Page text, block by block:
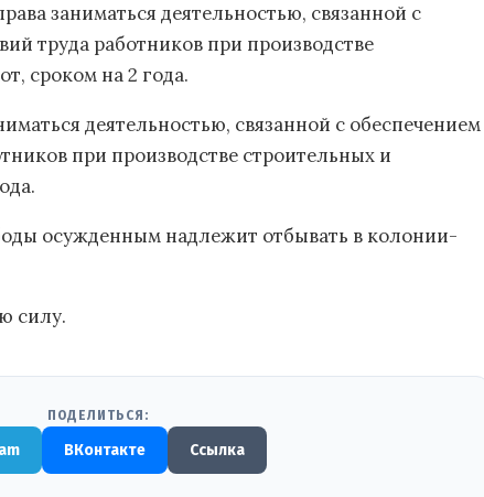
заниматься деятельностью, связанной с
труда работников при производстве
сроком на 2 года.
деятельностью, связанной с обеспечением
при производстве строительных и
осужденным надлежит отбывать в колонии-
силу.
ПОДЕЛИТЬСЯ:
ВКонтакте Ссылка